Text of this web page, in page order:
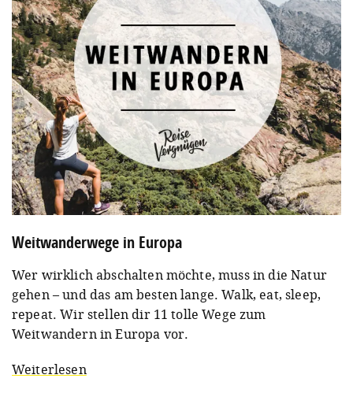
Wasserflasche
1 Powerbank
Empfang ist umso schlechter, je abgelegener das
Haus ist.
Wanderung musst du dich an Seilen hochziehen
oder (sehr kurze) Klettersteigpassagen meistern.
Ich bin übrigens die ersten zwei Etappen allein
gelaufen und wurde bei der letzten von einer
Wanderführerin begleitet.
und kürzere Wanderwege.
Weitwanderwege in Europa
Wer wirklich abschalten möchte, muss in die Natur
gehen – und das am besten lange. Walk, eat, sleep,
repeat. Wir stellen dir 11 tolle Wege zum
Weitwandern in Europa vor.
Weiterlesen